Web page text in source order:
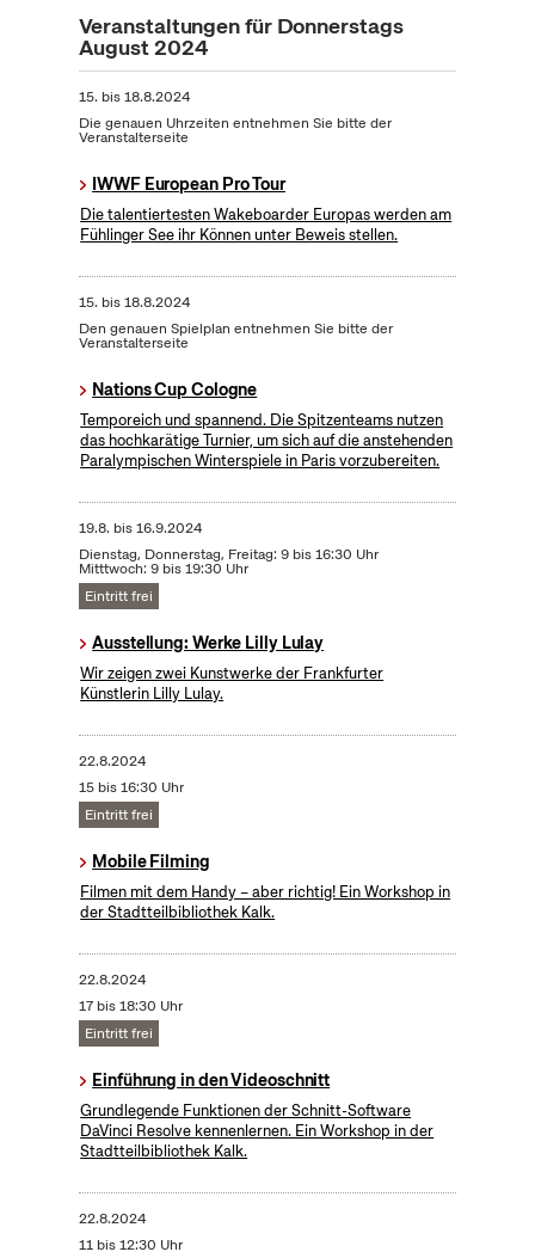
Veranstaltungen für Donnerstags
August 2024
15. bis18.8.2024
Die genauen Uhrzeiten entnehmen Sie bitte der
Veranstalterseite
IWWF European Pro Tour
Die talentiertesten Wakeboarder Europas werden am
Fühlinger See ihr Können unter Beweis stellen.
15. bis18.8.2024
Den genauen Spielplan entnehmen Sie bitte der
Veranstalterseite
Nations Cup Cologne
Temporeich und spannend. Die Spitzenteams nutzen
das hochkarätige Turnier, um sich auf die anstehenden
Paralympischen Winterspiele in Paris vorzubereiten.
19.8. bis16.9.2024
Dienstag, Donnerstag, Freitag: 9 bis 16:30 Uhr
Mitttwoch: 9 bis 19:30 Uhr
Eintritt frei
Ausstellung: Werke Lilly Lulay
Wir zeigen zwei Kunstwerke der Frankfurter
Künstlerin Lilly Lulay.
22.8.2024
15 bis 16:30 Uhr
Eintritt frei
Mobile Filming
Filmen mit dem Handy – aber richtig! Ein Workshop in
der Stadtteilbibliothek Kalk.
22.8.2024
17 bis 18:30 Uhr
Eintritt frei
Einführung in den Videoschnitt
Grundlegende Funktionen der Schnitt-Software
DaVinci Resolve kennenlernen. Ein Workshop in der
Stadtteilbibliothek Kalk.
22.8.2024
11 bis 12:30 Uhr